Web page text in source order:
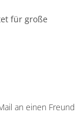
für große
an einen Freund